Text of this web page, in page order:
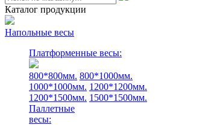
Каталог продукции
Напольные весы
Платформенные весы:
800*800мм. 800*1000мм.
1000*1000мм. 1200*1200мм.
1200*1500мм. 1500*1500мм.
Паллетные
весы: